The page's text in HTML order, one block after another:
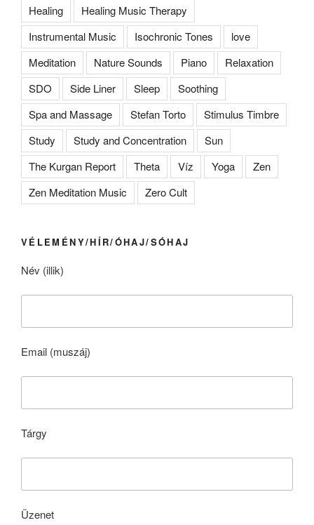
Healing
Healing Music Therapy
Instrumental Music
Isochronic Tones
love
Meditation
Nature Sounds Piano
Relaxation
SDO
Side Liner Sleep
Soothing
Spa and Massage
Stefan Torto
Stimulus Timbre
Study
Study and Concentration
Sun
The Kurgan Report
Theta Víz Yoga
Zen
Zen Meditation Music
Zero Cult
VÉLEMÉNY/HÍR/ÓHAJ/SÓHAJ
Név (illik)
Email (muszáj)
Tárgy
Üzenet